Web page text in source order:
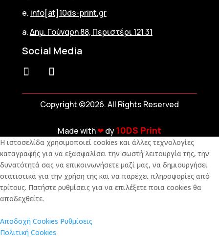
e. info[at]10ds-print.gr
a.Δημ. Γούναρη 88, Περιστέρι 121 31
Social Media
Copyright ©2026. All Rights Reserved
Made with❤︎dy10DS Print
Η ιστοσελίδα χρησιμοποιεί cookies και άλλες τεχνολογίες
καταγραφής για να εξασφαλίσει την σωστή λειτουργία της, την
δυνατότητά σας να επικοινωνήσετε μαζί μας, να δημιουργήσει
στατιστικά για την χρήση της και να παρέχει πληροφορίες από
τρίτους. Πατήστε ρυθμίσεις για να επιλέξετε ποια cookies θα
αποδεχθείτε.
Αποδοχή Cookies Ρυθμίσεις
Πολιτική Cookies